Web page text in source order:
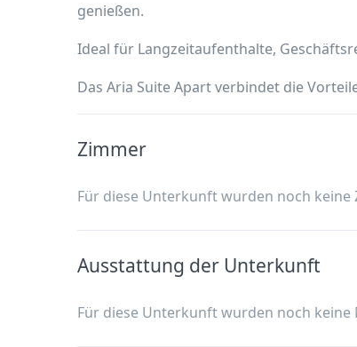
genießen.
Ideal für Langzeitaufenthalte,
Das Aria Suite Apart verbindet die
Zimmer
Für diese Unterkunft wurden noch keine
Ausstattung der Unterkunft
Für diese Unterkunft wurden noch keine